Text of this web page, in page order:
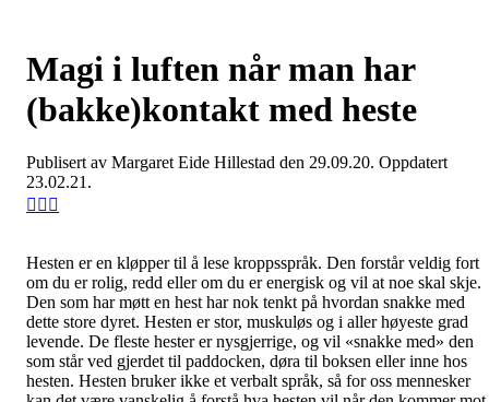
Magi i luften når man har
(bakke)kontakt med heste
Publisert av Margaret Eide Hillestad den 29.09.20. Oppdatert
23.02.21.
Hesten er en kløpper til å lese kroppsspråk. Den forstår veldig fort
om du er rolig, redd eller om du er energisk og vil at noe skal skje.
Den som har møtt en hest har nok tenkt på hvordan snakke med
dette store dyret. Hesten er stor, muskuløs og i aller høyeste grad
levende. De fleste hester er nysgjerrige, og vil «snakke med» den
som står ved gjerdet til paddocken, døra til boksen eller inne hos
hesten. Hesten bruker ikke et verbalt språk, så for oss mennesker